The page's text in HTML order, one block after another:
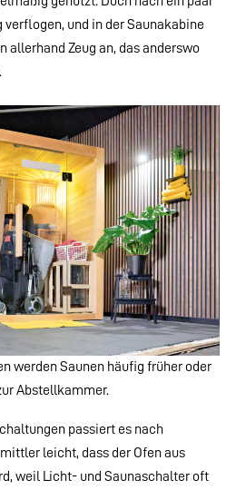
verflogen, und in der Saunakabine
allerhand Zeug an, das anderswo
werden Saunen häufig früher oder
Abstellkammer.
passiert es nach
leicht, dass der Ofen aus
weil Licht- und Saunaschalter oft